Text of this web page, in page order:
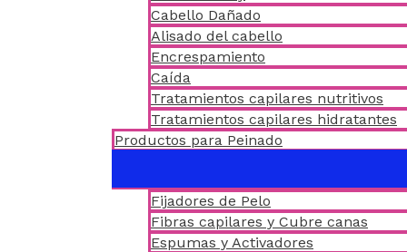
Cabello Dañado
Alisado del cabello
Encrespamiento
Caída
Tratamientos capilares nutritivos
Tratamientos capilares hidratantes
Productos para Peinado
Fijadores de Pelo
Fibras capilares y Cubre canas
Espumas y Activadores